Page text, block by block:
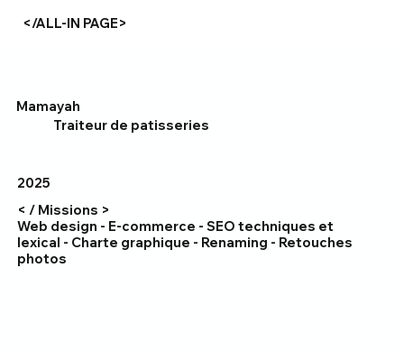
</ALL-IN PAGE>
Mamayah
Traiteur de patisseries
2025
< / Missions >
Web design - E-commerce - SEO techniques et
lexical - Charte graphique - Renaming - Retouches
photos